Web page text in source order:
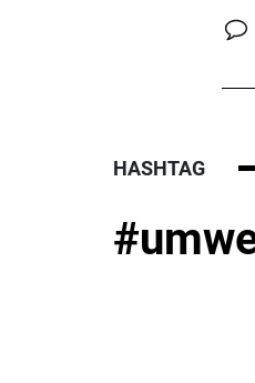
HASHTAG